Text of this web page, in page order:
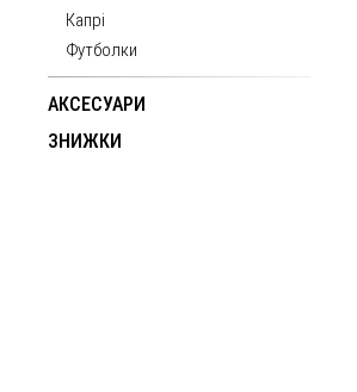
Капрі
Футболки
АКСЕСУАРИ
ЗНИЖКИ